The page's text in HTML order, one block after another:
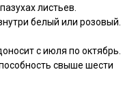
листьев.
белый или розовый.
с июля по октябрь.
свыше шести